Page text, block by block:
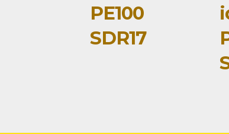
PE100
SDR17